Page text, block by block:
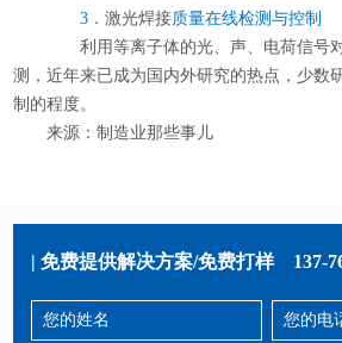
3．激光焊接质量在线检测与控制
利用等离子体的光、声、电荷信号
测，近年来已成为国内外研究的热点，少数
制的程度。
来源：制造业那些事儿
| 免费提供解决方案/免费打样 137-